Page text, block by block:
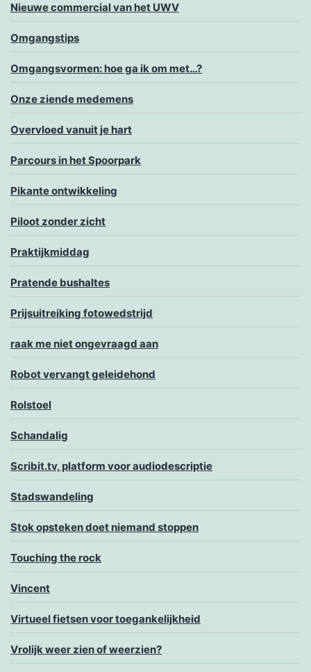
Nieuwe commercial van het UWV
Omgangstips
Omgangsvormen: hoe ga ik om met…?
Onze ziende medemens
Overvloed vanuit je hart
Parcours in het Spoorpark
Pikante ontwikkeling
Piloot zonder zicht
Praktijkmiddag
Pratende bushaltes
Prijsuitreiking fotowedstrijd
raak me niet ongevraagd aan
Robot vervangt geleidehond
Rolstoel
Schandalig
Scribit.tv, platform voor audiodescriptie
Stadswandeling
Stok opsteken doet niemand stoppen
Touching the rock
Vincent
Virtueel fietsen voor toegankelijkheid
Vrolijk weer zien of weerzien?